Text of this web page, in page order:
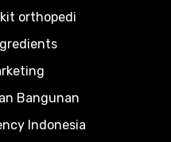
orthopedi
Bangunan
Indonesia